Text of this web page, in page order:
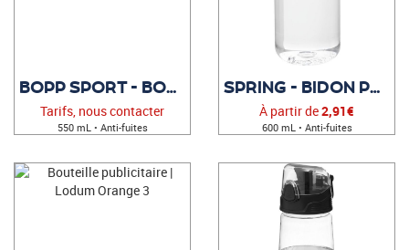
BOPP SPORT - BOUTEILLE PUBLICITAIRE
Tarifs, nous contacter
550 mL • Anti-fuites
SPRING - BIDON PUBLICITAIRE
À partir de2,91€
600 mL • Anti-fuites